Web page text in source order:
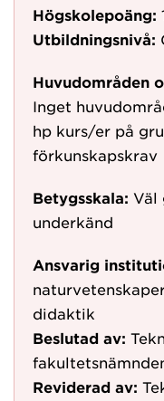
Högskolepoäng:
Utbildningsnivå:
Huvudområden
Inget
hp kurs/er på
förkunskapskrav
Betygsskala: Väl
underkänd
Ansvarig
didaktik
Beslutad av:
Reviderad av: